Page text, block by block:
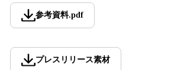
参考資料.pdf
プレスリリース素材